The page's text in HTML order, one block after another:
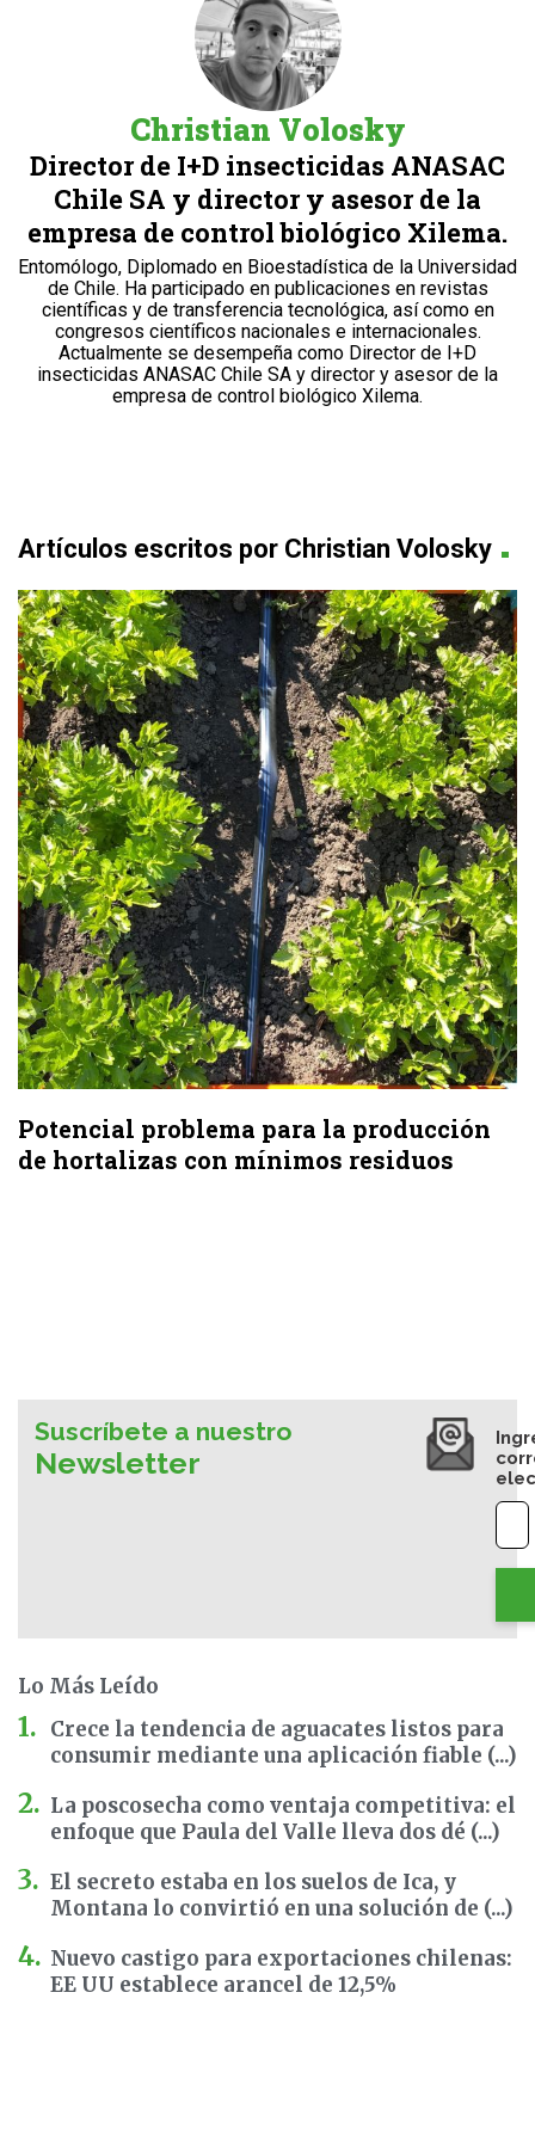
Christian Volosky
Director de I+D insecticidas ANASAC
Chile SA y director y asesor de la
empresa de control biológico Xilema.
Entomólogo, Diplomado en Bioestadística de la Universidad
de Chile. Ha participado en publicaciones en revistas
científicas y de transferencia tecnológica, así como en
congresos científicos nacionales e internacionales.
Actualmente se desempeña como Director de I+D
insecticidas ANASAC Chile SA y director y asesor de la
empresa de control biológico Xilema.
Artículos escritos por Christian Volosky .
Potencial problema para la producción
de hortalizas con mínimos residuos
Suscríbete a nuestro
Newsletter
Lo Más Leído
Crece la tendencia de aguacates listos para
consumir mediante una aplicación fiable (...)
La poscosecha como ventaja competitiva: el
enfoque que Paula del Valle lleva dos dé (...)
El secreto estaba en los suelos de Ica, y
Montana lo convirtió en una solución de (...)
Nuevo castigo para exportaciones chilenas:
EE UU establece arancel de 12,5%